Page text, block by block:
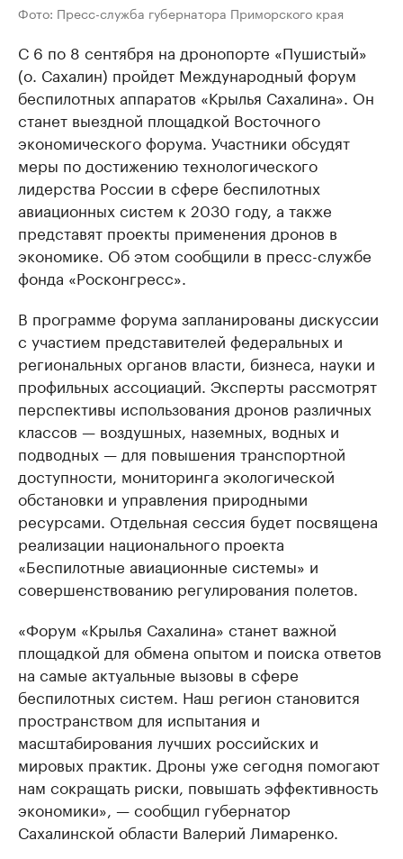
Фото: Пресс-служба губернатора Приморского края
С 6 по 8 сентября на дронопорте «Пушистый»
(о. Сахалин) пройдет Международный форум
беспилотных аппаратов «Крылья Сахалина». Он
станет выездной площадкой Восточного
экономического форума. Участники обсудят
меры по достижению технологического
лидерства России в сфере беспилотных
авиационных систем к 2030 году, а также
представят проекты применения дронов в
экономике. Об этом сообщили в пресс-службе
фонда «Росконгресс».
В программе форума запланированы дискуссии
с участием представителей федеральных и
региональных органов власти, бизнеса, науки и
профильных ассоциаций. Эксперты рассмотрят
перспективы использования дронов различных
классов — воздушных, наземных, водных и
подводных — для повышения транспортной
доступности, мониторинга экологической
обстановки и управления природными
ресурсами. Отдельная сессия будет посвящена
реализации национального проекта
«Беспилотные авиационные системы» и
совершенствованию регулирования полетов.
«Форум «Крылья Сахалина» станет важной
площадкой для обмена опытом и поиска ответов
на самые актуальные вызовы в сфере
беспилотных систем. Наш регион становится
пространством для испытания и
масштабирования лучших российских и
мировых практик. Дроны уже сегодня помогают
нам сокращать риски, повышать эффективность
экономики», — сообщил губернатор
Сахалинской области Валерий Лимаренко.